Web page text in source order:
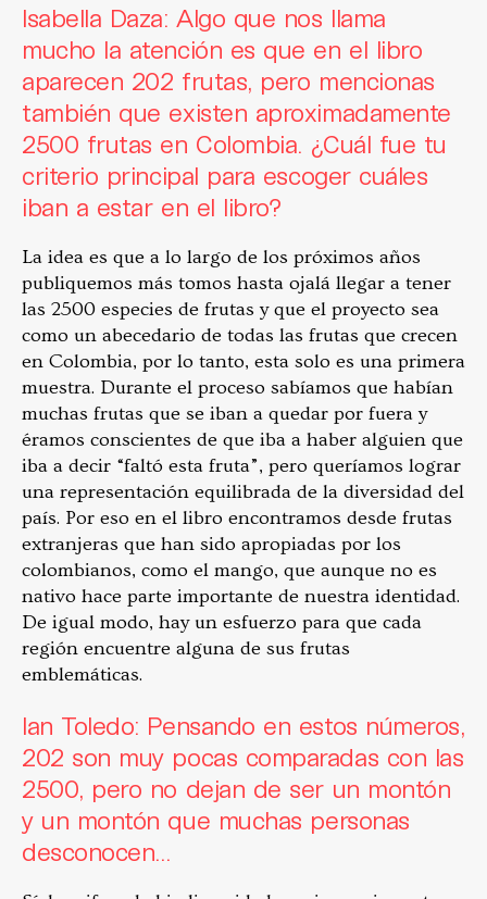
Isabella Daza: Algo que nos llama
mucho la atención es que en el libro
aparecen 202 frutas, pero mencionas
también que existen aproximadamente
2500 frutas en Colombia. ¿Cuál fue tu
criterio principal para escoger cuáles
iban a estar en el libro?
La idea es que a lo largo de los próximos años
publiquemos más tomos hasta ojalá llegar a tener
las 2500 especies de frutas y que el proyecto sea
como un abecedario de todas las frutas que crecen
en Colombia, por lo tanto, esta solo es una primera
muestra. Durante el proceso sabíamos que habían
muchas frutas que se iban a quedar por fuera y
éramos conscientes de que iba a haber alguien que
iba a decir “faltó esta fruta”, pero queríamos lograr
una representación equilibrada de la diversidad del
país. Por eso en el libro encontramos desde frutas
extranjeras que han sido apropiadas por los
colombianos, como el mango, que aunque no es
nativo hace parte importante de nuestra identidad.
De igual modo, hay un esfuerzo para que cada
región encuentre alguna de sus frutas
emblemáticas.
Ian Toledo: Pensando en estos números,
202 son muy pocas comparadas con las
2500, pero no dejan de ser un montón
y un montón que muchas personas
desconocen…